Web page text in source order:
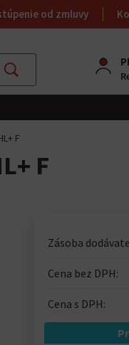
od zmluvy
Hľadať
F
F
Zásoba
Cena bez DPH:
Cena s DPH: